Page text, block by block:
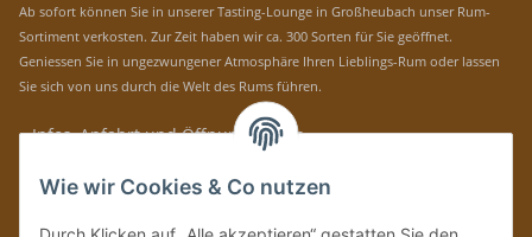
Ab sofort können Sie in unserer Tasting-Lounge in Großheubach unser Rum-
Sortiment verkosten. Zur Zeit haben wir ca. 300 Sorten für Sie geöffnet.
Geniessen Sie in ungezwungener Atmosphäre Ihren Lieblings-Rum oder lassen
Sie sich von uns durch die Welt des Rums führen.
» Infos, Anfahrt und Öffnungszeiten
Immer auf dem Laufenden mit unseren aktuellen Rum-News!
Wie wir Cookies & Co nutzen